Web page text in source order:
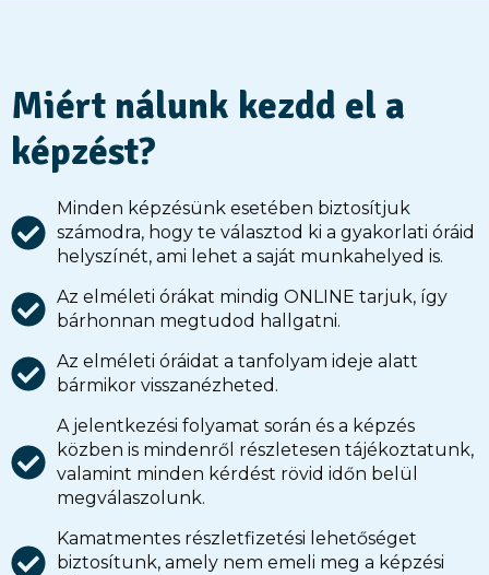
Miért nálunk kezdd el a
képzést?
Minden képzésünk esetében biztosítjuk
számodra, hogy te választod ki a gyakorlati óráid
helyszínét, ami lehet a saját munkahelyed is.
Az elméleti órákat mindig ONLINE tarjuk, így
bárhonnan megtudod hallgatni.
Az elméleti óráidat a tanfolyam ideje alatt
bármikor visszanézheted.
A jelentkezési folyamat során és a képzés
közben is mindenről részletesen tájékoztatunk,
valamint minden kérdést rövid időn belül
megválaszolunk.
Kamatmentes részletfizetési lehetőséget
biztosítunk, amely nem emeli meg a képzési